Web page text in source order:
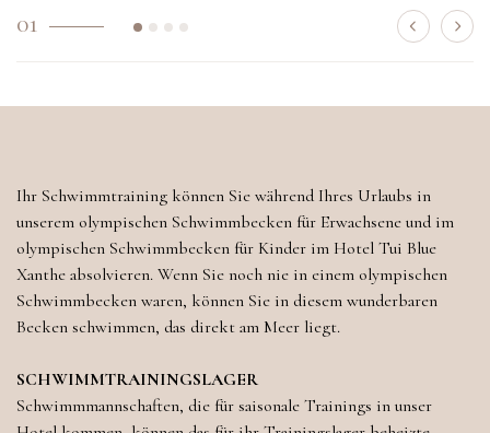
01
Ihr Schwimmtraining können Sie während Ihres Urlaubs in
unserem olympischen Schwimmbecken für Erwachsene und im
olympischen Schwimmbecken für Kinder im Hotel Tui Blue
Xanthe absolvieren. Wenn Sie noch nie in einem olympischen
Schwimmbecken waren, können Sie in diesem wunderbaren
Becken schwimmen, das direkt am Meer liegt.
SCHWIMMTRAININGSLAGER
Schwimmmannschaften, die für saisonale Trainings in unser